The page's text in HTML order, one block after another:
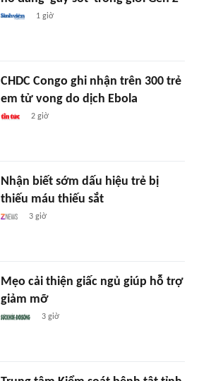
1 giờ
CHDC Congo ghi nhận trên 300 trẻ
em tử vong do dịch Ebola
2 giờ
Nhận biết sớm dấu hiệu trẻ bị
thiếu máu thiếu sắt
3 giờ
Mẹo cải thiện giấc ngủ giúp hỗ trợ
giảm mỡ
3 giờ